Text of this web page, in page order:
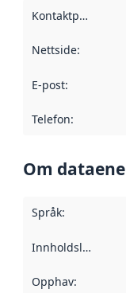
Kontaktpunkt
Nettside:
E-post:
Telefon:
Om dataene
Språk:
Innholdsleverandører
Opphav: